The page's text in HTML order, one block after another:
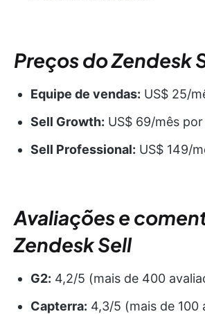
Preços do Zendesk
Equipe de vendas: US$ 25/
Sell Growth: US$ 69/mês
Sell Professional: US$ 149/
Avaliações e
Zendesk Sell
G2: 4,2/5 (mais de 400
Capterra: 4,3/5 (mais de 100